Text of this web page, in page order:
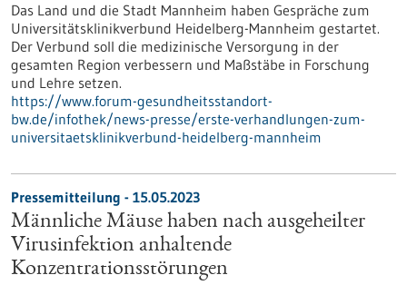
Das Land und die Stadt Mannheim haben Gespräche zum
Universitätsklinikverbund Heidelberg-Mannheim gestartet.
Der Verbund soll die medizinische Versorgung in der
gesamten Region verbessern und Maßstäbe in Forschung
und Lehre setzen.
https://www.forum-gesundheitsstandort-
bw.de/infothek/news-presse/erste-verhandlungen-zum-
universitaetsklinikverbund-heidelberg-mannheim
Pressemitteilung - 15.05.2023
Männliche Mäuse haben nach ausgeheilter
Virusinfektion anhaltende
Konzentrationsstörungen